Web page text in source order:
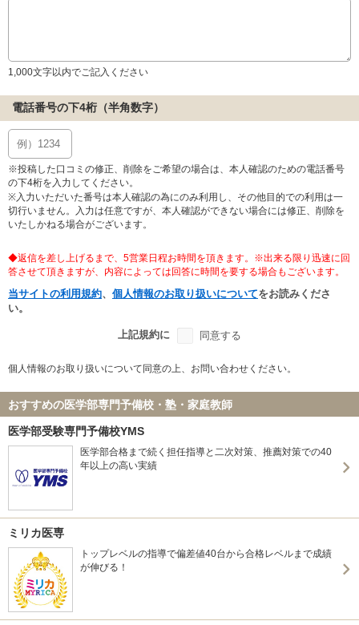
1,000文字以内でご記入ください
電話番号の下4桁（半角数字）
※投稿した口コミの修正、削除をご希望の場合は、本人確認のための電話番号
の下4桁を入力してください。
※入力いただいた番号は本人確認の為にのみ利用し、その他目的での利用は一
切行いません。入力は任意ですが、本人確認ができない場合には修正、削除を
いたしかねる場合がございます。
◆返信を差し上げるまで、5営業日程お時間を頂きます。※出来る限り迅速に回
答させて頂きますが、内容によっては回答に時間を要する場合もございます。
当サイトの利用規約、 個人情報のお取り扱いについてをお読みくださ
い。
上記規約に 同意する
個人情報のお取り扱いについて同意の上、お問い合わせください。
おすすめの医学部専門予備校・塾・家庭教師
医学部受験専門予備校YMS
医学部合格まで続く担任指導と二次対策、推薦対策での40
年以上の高い実績
ミリカ医専
トップレベルの指導で偏差値40台から合格レベルまで成績
が伸びる！